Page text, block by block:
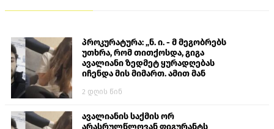
პროკურატურა: „ნ. ი. - მ მეგობრებს
უთხრა, რომ თითქოსდა, გიგა
ავალიანი ზედმეტ ყურადღებას
იჩენდა მის მიმართ. ამით მან
თავს დასხმოდა გიგა ავალიანს“
2 დღის წინ
ავალიანის საქმის ორ
არასრულწლოვან ფიგურანტს